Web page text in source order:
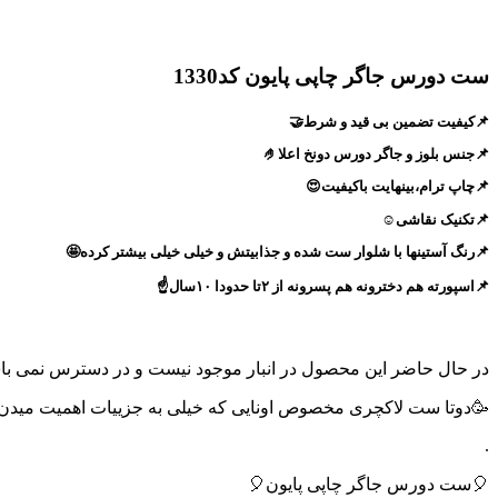
ست دورس جاگر چاپی پایون کد1330
📌کیفیت تضمین بی قید و شرط🤝
📌جنس بلوز و جاگر دورس دونخ اعلا🤌
📌چاپ ترام،بینهایت باکیفیت😍
📌تکنیک نقاشی☺️
📌رنگ آستینها با شلوار ست شده و جذابیتش و خیلی خیلی بیشتر کرده🤩
📌اسپورته هم دخترونه هم پسرونه از ۲تا حدودا ۱۰سال☝️
در حال حاضر این محصول در انبار موجود نیست و در دسترس نمی
🥳دوتا ست لاکچری مخصوص اونایی که خیلی به جزییات اهمیت
.
🎈ست دورس جاگر چاپی پایون🎈